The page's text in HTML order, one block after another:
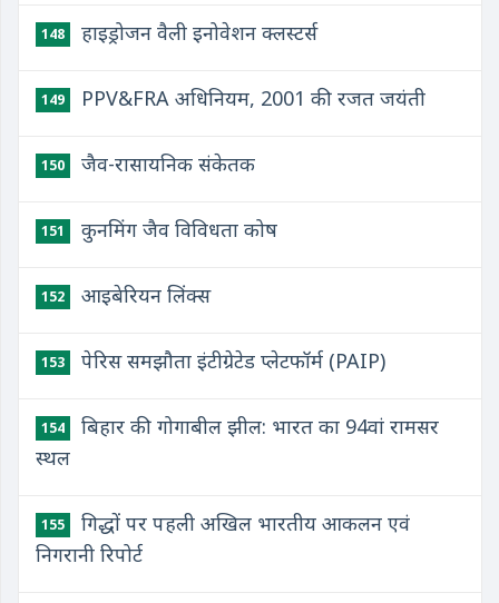
148 हाइड्रोजन वैली इनोवेशन क्लस्टर्स
149 PPV&FRA अधिनियम, 2001 की रजत जयंती
150 जैव-रासायनिक संकेतक
151 कुनमिंग जैव विविधता कोष
152 आइबेरियन लिंक्स
153 पेरिस समझौता इंटीग्रेटेड प्लेटफॉर्म (PAIP)
154
बिहार की गोगाबील झील: भारत का 94वां रामसर
स्थल
155
गिद्धों पर पहली अखिल भारतीय आकलन एवं
निगरानी रिपोर्ट